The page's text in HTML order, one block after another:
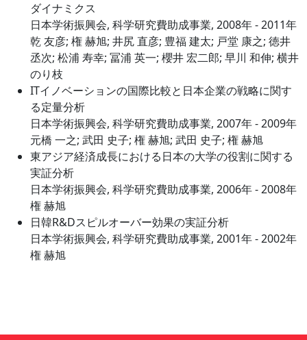
ダイナミクス
日本学術振興会, 科学研究費助成事業, 2008年 - 2011年
乾 友彦; 権 赫旭; 井尻 直彦; 豊福 建太; 戸堂 康之; 徳井
丞次; 松浦 寿幸; 冨浦 英一; 櫻井 宏二郎; 早川 和伸; 横井
のり枝
ITイノベーションの国際比較と日本企業の戦略に関す
る定量分析
日本学術振興会, 科学研究費助成事業, 2007年 - 2009年
元橋 一之; 武田 史子; 権 赫旭; 武田 史子; 権 赫旭
東アジア経済成長における日本の大学の役割に関する
実証分析
日本学術振興会, 科学研究費助成事業, 2006年 - 2008年
権 赫旭
日韓R&Dスピルオーバー効果の実証分析
日本学術振興会, 科学研究費助成事業, 2001年 - 2002年
権 赫旭